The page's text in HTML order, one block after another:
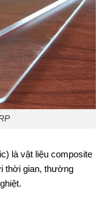
là vật liệu composite
thời gian, thường